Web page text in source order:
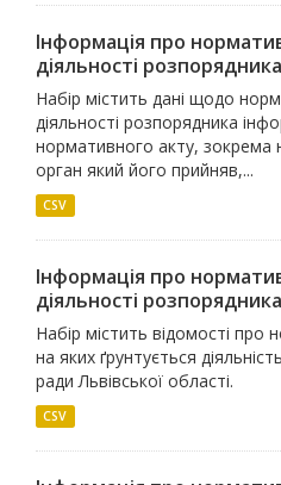
Інформація про
діяльності
Набір містить дані щодо
діяльності розпорядника
нормативного акту, зокрема
орган який його прийняв,...
CSV
Інформація про
діяльності
Набір містить відомості про
на яких ґрунтується
ради Львівської області.
CSV